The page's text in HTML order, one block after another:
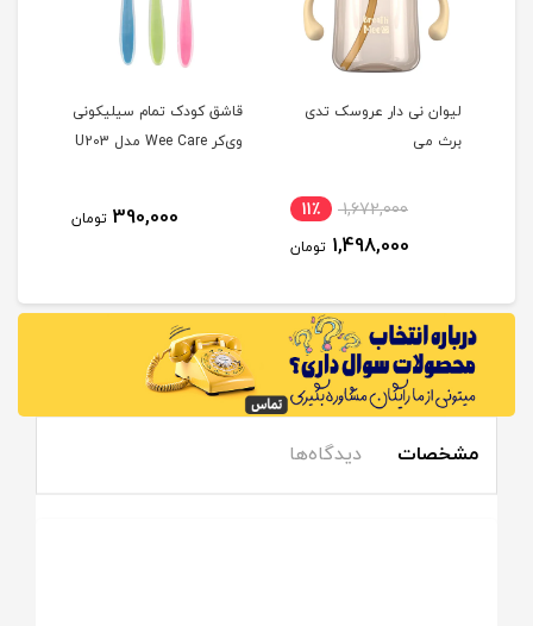
لیوان نی دار عروسک تدی
برث می
1,672,000 11٪
1,498,000 تومان
قاشق کودک تمام سیلیکونی
وی‌کر Wee Care مدل U203
390,000 تومان
مشخصات دیدگاه‌ها